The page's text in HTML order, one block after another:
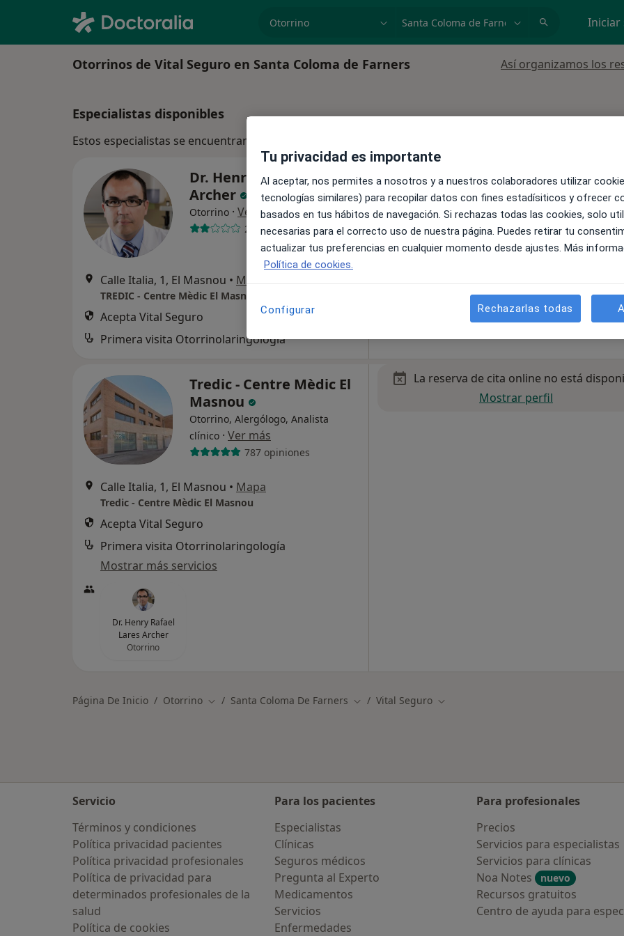
Iniciar
Otorrinos de Vital Seguro en Santa Coloma de Farners Así organizamos los
Especialistas disponibles
Estos especialistas se encuentran fuera de Santa Coloma de Farners, Girona, en zonas cercanas a tu
Dr. Henry Rafael Lares
Archer
Otorrino · Ver más
22 opiniones
Calle Italia, 1, El Masnou • Mapa
TREDIC - Centre Mèdic El Masnou
Acepta Vital Seguro
Primera visita Otorrinolaringología
Pedir una cita
Tredic - Centre Mèdic El
Masnou
Otorrino, Alergólogo, Analista
clínico · Ver más
787 opiniones
Calle Italia, 1, El Masnou • Mapa
Tredic - Centre Mèdic El Masnou
Acepta Vital Seguro
Primera visita Otorrinolaringología
Mostrar más servicios
Dr. Henry Rafael
Lares Archer
Otorrino
La reserva de cita online no está
Mostrar perfil
Página De Inicio Otorrino Cambiar de ciudad
Santa Coloma De Farners Cambiar de ciudad
Vital Seguro Cambiar de ciudad
Servicio
Términos y condiciones
Política privacidad pacientes
Política privacidad profesionales
Política de privacidad para
determinados profesionales de la
salud
Política de cookies
Para los pacientes
Especialistas
Clínicas
Seguros médicos
Pregunta al Experto
Medicamentos
Servicios
Enfermedades
Para profesionales
Precios
Servicios para especialistas
Servicios para clínicas
Noa Notes
nuevo
Recursos gratuitos
Centro de ayuda para
Tu privacidad es importante
Al aceptar, nos permites a nosotros y a nuestros colaboradores utilizar
tecnologías similares) para recopilar datos con fines estadísiticos y ofrecer
basados en tus hábitos de navegación. Si rechazas todas las cookies, solo
necesarias para el correcto uso de nuestra página. Puedes retirar tu
actualizar tus preferencias en cualquier momento desde ajustes. Más
Política de cookies.
Configurar Rechazarlas todas